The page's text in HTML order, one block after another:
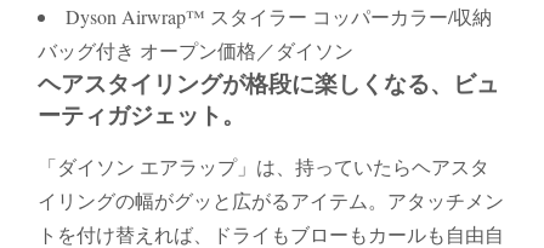
Dyson Airwrap™ スタイラー コッパーカラー/収納
バッグ付き オープン価格／ダイソン
ヘアスタイリングが格段に楽しくなる、ビュ
ーティガジェット。
「ダイソン エアラップ」は、持っていたらヘアスタ
イリングの幅がグッと広がるアイテム。アタッチメン
トを付け替えれば、ドライもブローもカールも自由自